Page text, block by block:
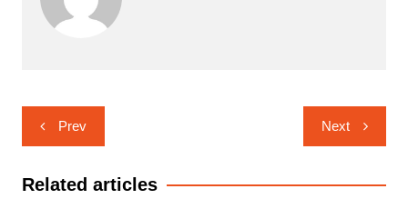
Navigasi
pos
Prev Next
Related articles